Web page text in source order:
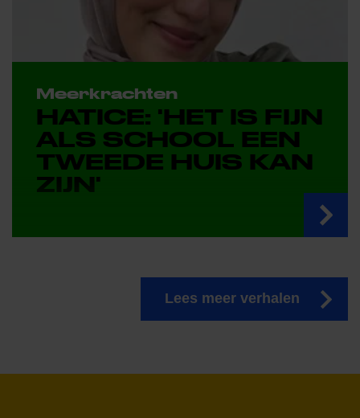
Meerkrachten
HATICE: 'HET IS FIJN
ALS SCHOOL EEN
TWEEDE HUIS KAN
ZIJN'
Lees meer verhalen